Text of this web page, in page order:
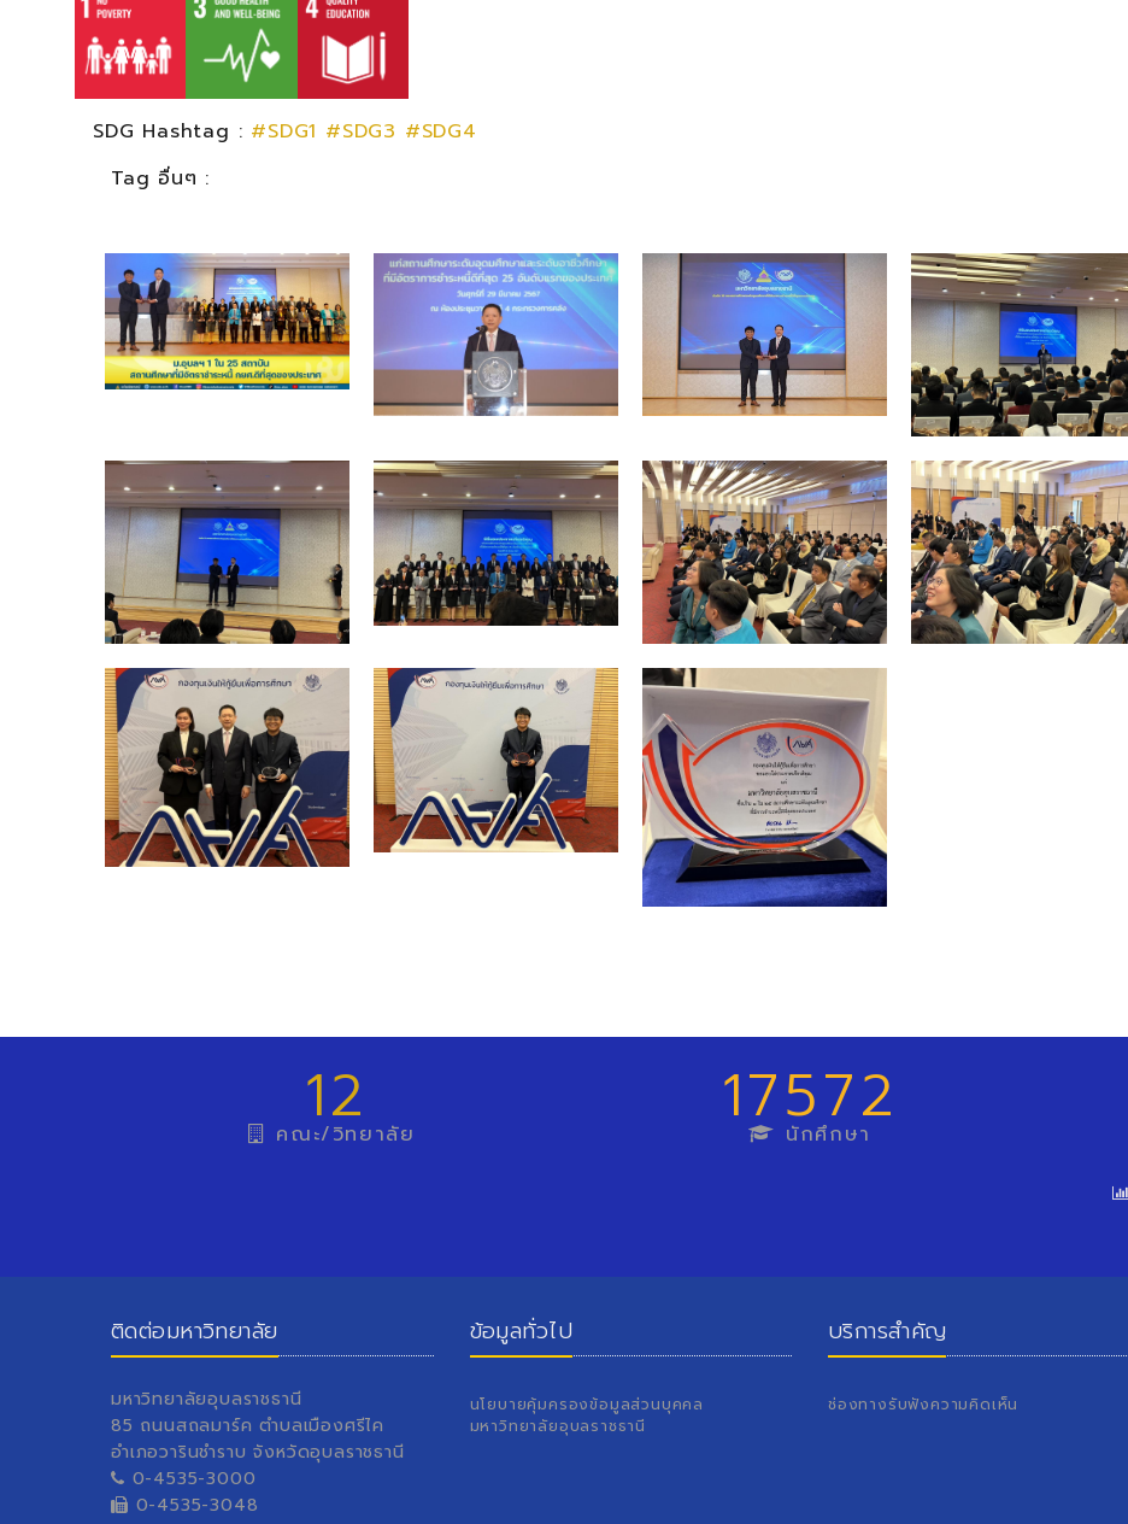
SDG Hashtag : #SDG1 #SDG3 #SDG4
Tag อื่นๆ :
12
คณะ/วิทยาลัย 17572
นักศึกษา
ติดต่อมหาวิทยาลัย
มหาวิทยาลัยอุบลราชธานี
85 ถนนสถลมาร์ค ตำบลเมืองศรีไค
อำเภอวารินชำราบ จังหวัดอุบลราชธานี
0-4535-3000
0-4535-3048
ข้อมูลทั่วไป
นโยบายคุ้มครองข้อมูลส่วนบุคคล
มหาวิทยาลัยอุบลราชธานี
บริการสำคัญ
ช่องทางรับฟังความคิดเห็น